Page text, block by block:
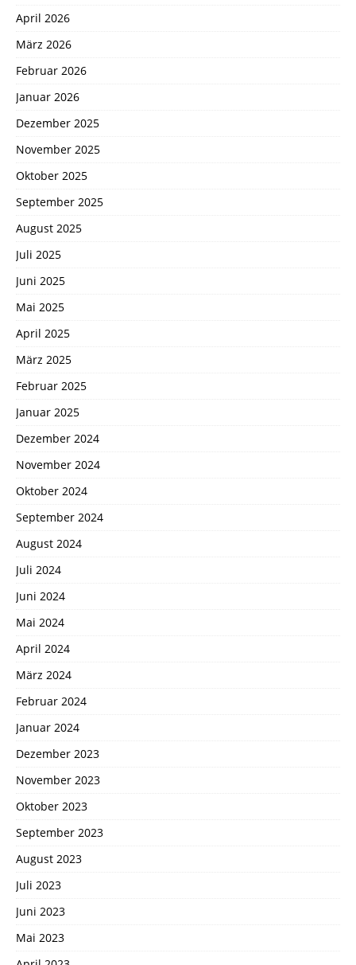
April 2026
März 2026
Februar 2026
Januar 2026
Dezember 2025
November 2025
Oktober 2025
September 2025
August 2025
Juli 2025
Juni 2025
Mai 2025
April 2025
März 2025
Februar 2025
Januar 2025
Dezember 2024
November 2024
Oktober 2024
September 2024
August 2024
Juli 2024
Juni 2024
Mai 2024
April 2024
März 2024
Februar 2024
Januar 2024
Dezember 2023
November 2023
Oktober 2023
September 2023
August 2023
Juli 2023
Juni 2023
Mai 2023